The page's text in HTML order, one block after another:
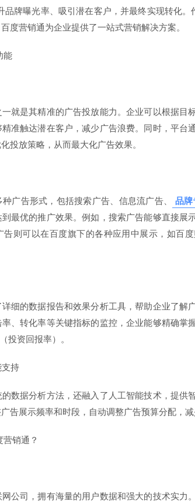
品牌曝光率、吸引潜在客户，并最终实现转化。
度营销通为企业提供了一站式营销解决方案。
能
就是其精准的广告投放能力。企业可以根据目
准触达潜在客户，减少广告浪费。同时，平台
投放策略，从而最大化广告效果。
广告形式，包括搜索广告、信息流广告、 品牌
最优的推广效果。例如，搜索广告能够直接展
告则可以在百度旗下的各种应用中展示，如百
细的数据报告和效果分析工具，帮助企业了解
、转化率等关键指标的监控，企业能够精确掌
投资回报率）。
持
数据分析方法，还融入了人工智能技术，提供
告展示频率和时段，自动调整广告预算分配，
销通？
公司，拥有海量的用户数据和强大的技术实力